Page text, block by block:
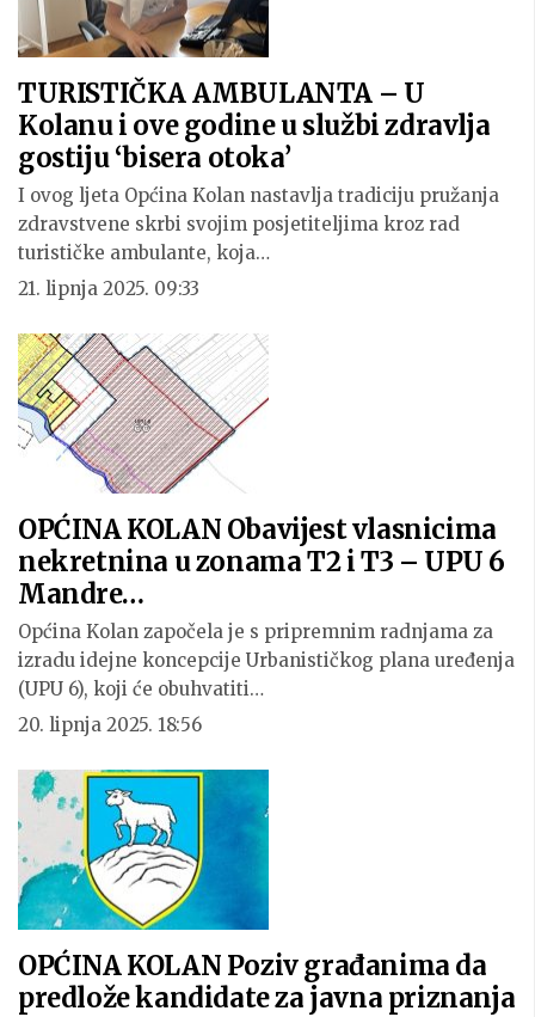
TURISTIČKA AMBULANTA – U
Kolanu i ove godine u službi zdravlja
gostiju ‘bisera otoka’
I ovog ljeta Općina Kolan nastavlja tradiciju pružanja
zdravstvene skrbi svojim posjetiteljima kroz rad
turističke ambulante, koja…
21. lipnja 2025. 09:33
OPĆINA KOLAN Obavijest vlasnicima
nekretnina u zonama T2 i T3 – UPU 6
Mandre…
Općina Kolan započela je s pripremnim radnjama za
izradu idejne koncepcije Urbanističkog plana uređenja
(UPU 6), koji će obuhvatiti…
20. lipnja 2025. 18:56
OPĆINA KOLAN Poziv građanima da
predlože kandidate za javna priznanja